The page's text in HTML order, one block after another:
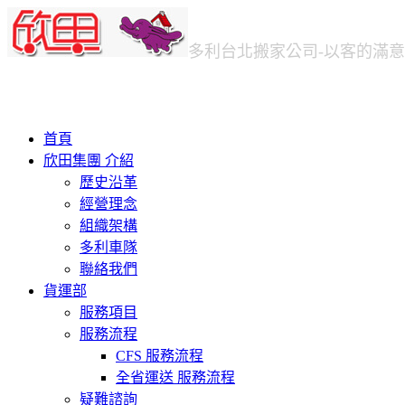
多利台北搬家公司 -以客的滿
首頁
欣田集團 介紹
歷史沿革
經營理念
組織架構
多利車隊
聯絡我們
貨運部
服務項目
服務流程
CFS 服務流程
全省運送 服務流程
疑難諮詢